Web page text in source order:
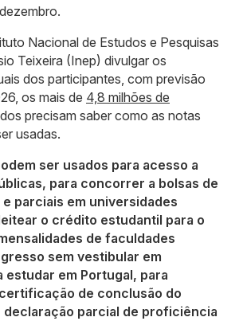
Nacional de Estudos e Pesquisas
Teixeira (Inep) divulgar os
dos participantes, com previsão
os mais de 4,8 milhões de
precisam saber como as notas
usadas.
ser usados para acesso a
para concorrer a bolsas de
parciais em universidades
o crédito estudantil para o
de faculdades
sem vestibular em
estudar em Portugal, para
de conclusão do
declaração parcial de proficiência